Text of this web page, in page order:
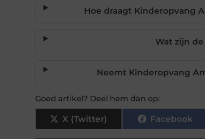
Hoe draagt Kinderopvang
Wat zijn
Neemt Kinderopvang
Goed artikel? Deel hem dan op:
X (Twitter) Facebook